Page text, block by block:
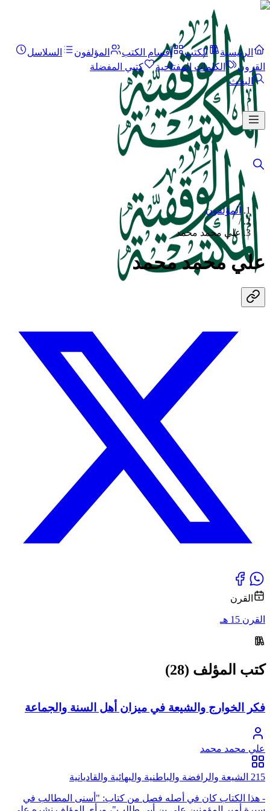
الرئيسية الكتب أقسام الكتب المؤلفون
السلاسل
القرون
الكلمات المفتاحية
كتبي المفضلة
البحث
المؤلفون
/
علي محمد محمد
علي محمد محمد
القرن
القرن 15 هـ
كتب المؤلف (28)
فكر الخوارج والشيعة في ميزان أهل السنة والجماعة
علي محمد محمد
215 الشيعة والرافضة والباطنية والبهائية والقاديانية
- هذا الكتاب كان في أصله فصل من كتاب: "أسنى المطالب في